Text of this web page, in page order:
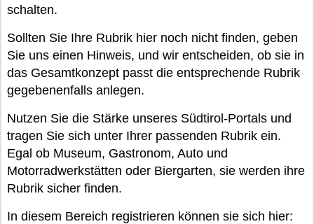
schalten.
Sollten Sie Ihre Rubrik hier noch nicht finden, geben
Sie uns einen Hinweis, und wir entscheiden, ob sie in
das Gesamtkonzept passt die entsprechende Rubrik
gegebenenfalls anlegen.
Nutzen Sie die Stärke unseres Südtirol-Portals und
tragen Sie sich unter Ihrer passenden Rubrik ein.
Egal ob Museum, Gastronom, Auto und
Motorradwerkstätten oder Biergarten, sie werden ihre
Rubrik sicher finden.
In diesem Bereich registrieren können sie sich hier: